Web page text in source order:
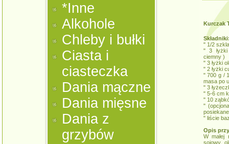
*Inne
Alkohole
Chleby i bułki
Ciasta i
ciasteczka
Dania mączne
Dania mięsne
Dania z
grzybów
Kurczak
" 1/2
" 3
ciemny )
" 3 łyżki
" 2 łyżki
" 700 g /
masa po
" 3
" 5-6 cm
" 10
"
posiekane
" liście
Opis
W małej
sojowy,